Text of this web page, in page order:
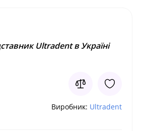
Ultradent в Україні
Виробник: Ultradent